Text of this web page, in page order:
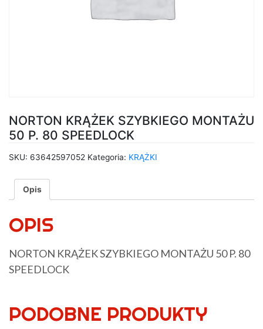
NORTON KRĄŻEK SZYBKIEGO MONTAŻU
50 P. 80 SPEEDLOCK
SKU: 63642597052 Kategoria: KRĄŻKI
Opis
OPIS
NORTON KRĄŻEK SZYBKIEGO MONTAŻU 50 P. 80
SPEEDLOCK
PODOBNE PRODUKTY